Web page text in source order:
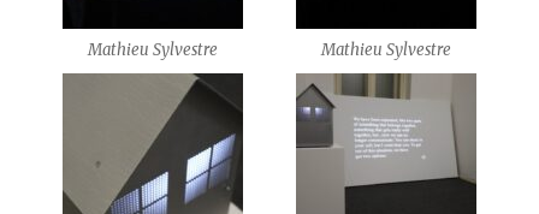
Mathieu Sylvestre Mathieu Sylvestre